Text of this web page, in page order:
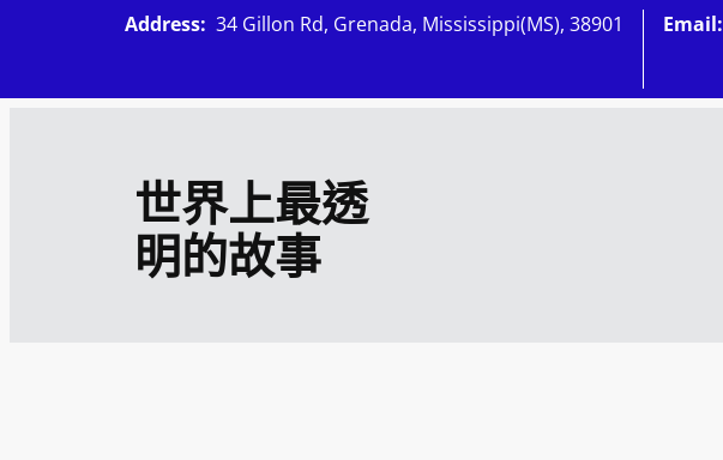
主
世界上最透
明的故事
Address: 34 Gillon Rd, Grenada, Mississippi(MS), 38901 Email: